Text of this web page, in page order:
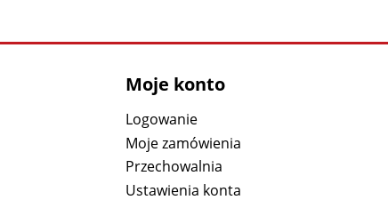
Moje konto
Logowanie
Moje zamówienia
Przechowalnia
Ustawienia konta